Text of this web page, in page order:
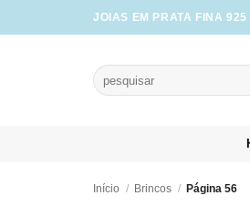
to
JOIAS EM PRATA FINA 925
Pesquisar
por:
Início / Brincos / Página 56